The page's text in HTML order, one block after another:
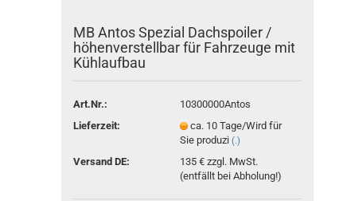
vergessen?
MB Antos Spezial Dachspoiler /
höhenverstellbar für Fahrzeuge mit
Kühlaufbau
Art.Nr.:
10300000Antos
Lieferzeit:
ca. 10 Tage/Wird für
Sie produzi(.)
Versand DE:
135 € zzgl. MwSt.
(entfällt bei Abholung!)